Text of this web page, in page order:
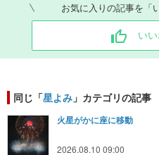
お気に入りの記事を「
いい
同じ「星よみ 」カテゴリの記事
火星がかに座に移動
2026.08.10 09:00